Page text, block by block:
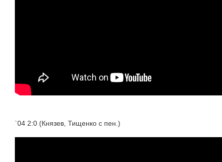
`04 2:0 (Князев, Тищенко c пен.)